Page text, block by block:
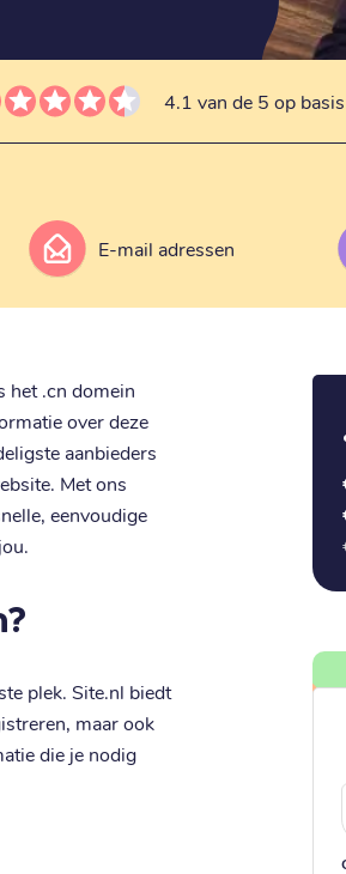
4.1 van de 5 op
E-mail adressen
het .cn domein
over deze
aanbieders
Met ons
eenvoudige
plek. Site.nl biedt
maar ook
die je nodig